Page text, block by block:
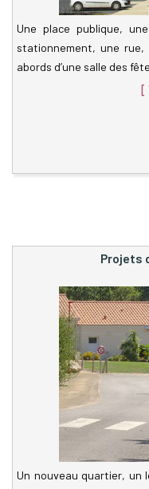
Une place publique,
stationnement, une rue,
abords d’une salle des
[
Projets
Un nouveau quartier, un